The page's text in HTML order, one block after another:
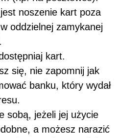
noszenie kart poza
oddzielnej zamykanej
kart.
się, nie zapomnij jak
banku, który wydał
sobą, jeżeli jej użycie
a możesz narazić